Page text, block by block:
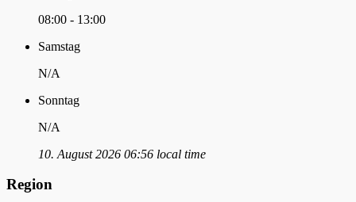
08:00 - 13:00
Samstag
N/A
Sonntag
N/A
10. August 2026 06:56 local time
Region